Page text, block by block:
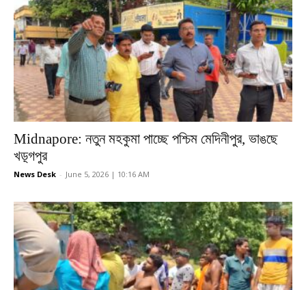
Midnapore: নতুন মহকুমা পাচ্ছে পশ্চিম মেদিনীপুর, ভাঙছে
খড়্গপুর
News Desk - June 5, 2026 | 10:16 AM